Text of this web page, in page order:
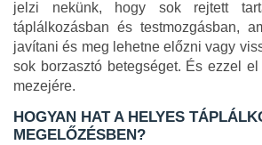
jelzi nekünk, hogy sok rejtett
táplálkozásban és testmozgásban,
javítani és meg lehetne előzni vagy
sok borzasztó betegséget. És ezzel
mezejére.
HOGYAN HAT A HELYES
MEGELŐZÉSBEN?